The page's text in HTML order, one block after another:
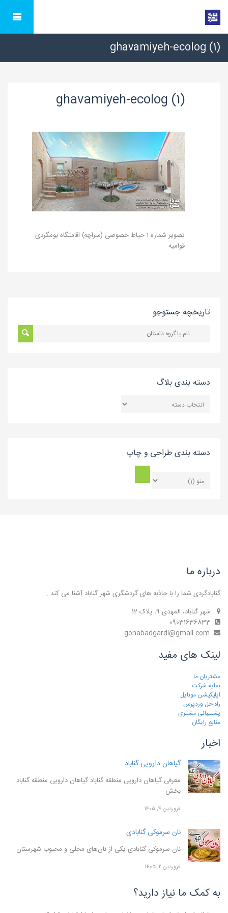
ghavamiyeh-ecolog (1)
ghavamiyeh-ecolog (1)
تصویر شماره ۱ حیاط خصوصی (سراچه) اقامتگاه بومگردی
قوامیه
تاریخچه جستوجو
دسته بندی بلاگ
بندی
دسته بندی طراحی و چاپ
درباره ما
گنابادگردی شما را با جاذبه های گردشگری شهر گناباد آشنا می کند .
شهر گناباد، المهدی 9، پلاک 12
لینک های مفید
مشتریان ما
نمایه شرکت
اپلیکیشن موبایل
راه حل وردپرس
پشتیبانی مشتری
منابع رایگان
اخبار
گیاهان دارویی گناباد
معرفی گیاهان دارویی منطقه گناباد گیاهان دارویی منطقه گناباد
بخش
فروردین ۴, ۱۴۰۵
نان سرموکی گنابادی
نان سرموکی گنابادی یکی از نان‌های محلی و محبوب شهرستان
فروردین ۲, ۱۴۰۵
به کمک ما نیاز دارید؟